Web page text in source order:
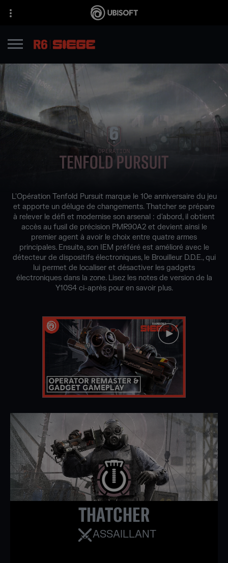
L'Opération Tenfold Pursuit marque le 10e anniversaire du jeu
et apporte un déluge de changements. Thatcher se prépare
à relever le défi et modernise son arsenal : d'abord, il obtient
accès au fusil de précision PMR90A2 et devient ainsi le
premier agent à avoir le choix entre quatre armes
principales. Ensuite, son IEM préféré est amélioré avec le
détecteur de dispositifs électroniques, le Brouilleur D.D.E., qui
lui permet de localiser et désactiver les gadgets
électroniques dans la zone. Lisez les notes de version de la
Y10S4 ci-après pour en savoir plus.
THATCHER
ASSAILLANT